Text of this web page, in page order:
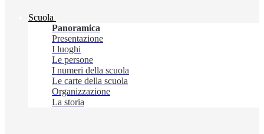
Scuola
Panoramica
Presentazione
I luoghi
Le persone
I numeri della scuola
Le carte della scuola
Organizzazione
La storia